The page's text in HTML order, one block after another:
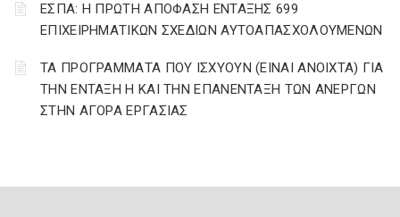
ΕΣΠΑ: Η ΠΡΩΤΗ ΑΠΟΦΑΣΗ ΕΝΤΑΞΗΣ 699
ΕΠΙΧΕΙΡΗΜΑΤΙΚΩΝ ΣΧΕΔΙΩΝ ΑΥΤΟΑΠΑΣΧΟΛΟΥΜΕΝΩΝ
ΤΑ ΠΡΟΓΡΑΜΜΑΤΑ ΠΟΥ ΙΣΧΥΟΥΝ (ΕΙΝΑΙ ΑΝΟΙΧΤΑ) ΓΙΑ
ΤΗΝ ΕΝΤΑΞΗ Η ΚΑΙ ΤΗΝ ΕΠΑΝΕΝΤΑΞΗ ΤΩΝ ΑΝΕΡΓΩΝ
ΣΤΗΝ ΑΓΟΡΑ ΕΡΓΑΣΙΑΣ